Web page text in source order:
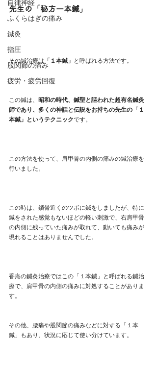
自律神経
ふくらはぎの痛み
鍼灸
指圧
股関節の痛み
疲労・疲労回復
先生の「秘方一本鍼」
その鍼治療は 「１本鍼」 と呼ばれる方法です。
この鍼は、 昭和の時代、鍼聖と謳われた超有名鍼灸
師であり、多くの神話と伝説をお持ちの先生の「１
本鍼」というテクニックです。
この方法を使って、肩甲骨の内側の痛みの鍼治療を
行いました。
この時は、鎖骨近くのツボに鍼をしましたが、特に
鍼をされた感覚もないほどの軽い刺激で、右肩甲骨
の内側に残っていた痛みが取れて、動いても痛みが
現れることはありませんでした。
香庵の鍼灸治療ではこの「１本鍼」と呼ばれる鍼治
療で、肩甲骨の内側の痛みに対処することがありま
す。
その他、腰痛や股関節の痛みなどに対する「１本
鍼」もあり、状況に応じて使い分けています。